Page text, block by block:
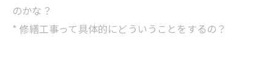
のかな？
* 修繕工事って具体的にどういうことをするの？